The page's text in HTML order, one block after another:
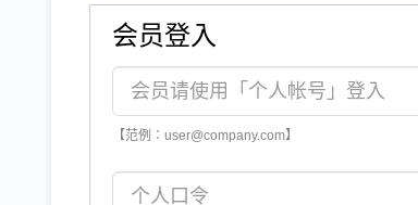
会员登入
【范例：user@company.com】